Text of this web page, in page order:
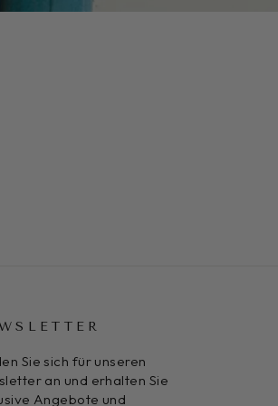
Sie sich für unseren
an und erhalten Sie
Angebote und